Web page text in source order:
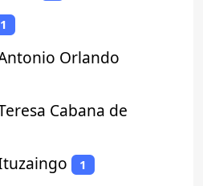
1
Orlando
Cabana de
1